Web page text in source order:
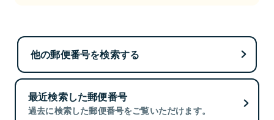
他の郵便番号を検索する
最近検索した郵便番号
過去に検索した郵便番号をご覧いただけます。